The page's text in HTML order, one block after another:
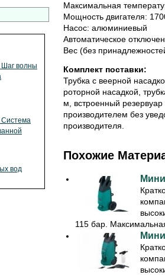
волны
вод
Максимальная
Мощность двигателя:
Насос: алюминиевый
Автоматическое
Вес (без
Комплект поставки:
Трубка с веерной
роторной насадкой,
м, встроенный
производителем без
производителя.
Похожие
115 бар.